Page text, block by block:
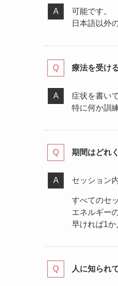
可能です。
日本語以外
療法を受け
症状を書い
特に何か訓
期間はどれ
セッション
すべてのセ
エネルギー
早ければ1か
人に知られ